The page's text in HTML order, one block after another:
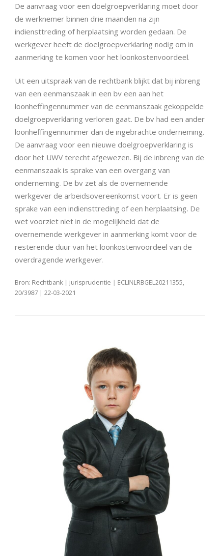
De aanvraag voor een doelgroepverklaring moet door
de werknemer binnen drie maanden na zijn
indiensttreding of herplaatsing worden gedaan. De
werkgever heeft de doelgroepverklaring nodig om in
aanmerking te komen voor het loonkostenvoordeel.
Uit een uitspraak van de rechtbank blijkt dat bij inbreng
van een eenmanszaak in een bv een aan het
loonheffingennummer van de eenmanszaak gekoppelde
doelgroepverklaring verloren gaat. De bv had een ander
loonheffingennummer dan de ingebrachte onderneming.
De aanvraag voor een nieuwe doelgroepverklaring is
door het UWV terecht afgewezen. Bij de inbreng van de
eenmanszaak is sprake van een overgang van
onderneming. De bv zet als de overnemende
werkgever de arbeidsovereenkomst voort. Er is geen
sprake van een indiensttreding of een herplaatsing. De
wet voorziet niet in de mogelijkheid dat de
overnemende werkgever in aanmerking komt voor de
resterende duur van het loonkostenvoordeel van de
overdragende werkgever.
Bron: Rechtbank | jurisprudentie | ECLINLRBGEL20211355,
20/3987 | 22-03-2021